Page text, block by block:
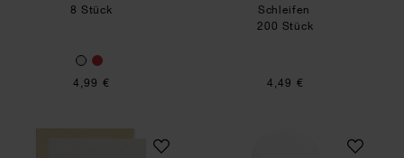
8 Stück
4,99 €
Schleifen
200 Stück
4,49 €
Paper Poetry Grußkarte Weihnachtsbaum Pixel
Glashaube mit